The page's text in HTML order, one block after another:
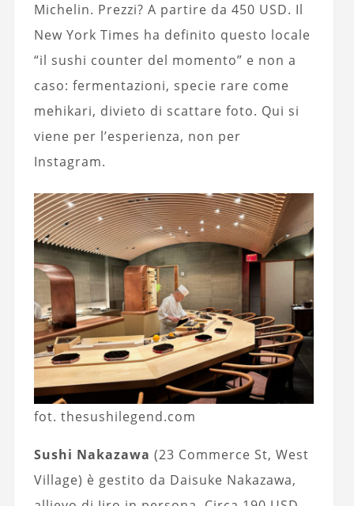
Michelin. Prezzi? A partire da 450 USD. Il
New York Times ha definito questo locale
“il sushi counter del momento” e non a
caso: fermentazioni, specie rare come
mehikari, divieto di scattare foto. Qui si
viene per l’esperienza, non per
Instagram.
fot. thesushilegend.com
Sushi Nakazawa (23 Commerce St, West
Village) è gestito da Daisuke Nakazawa,